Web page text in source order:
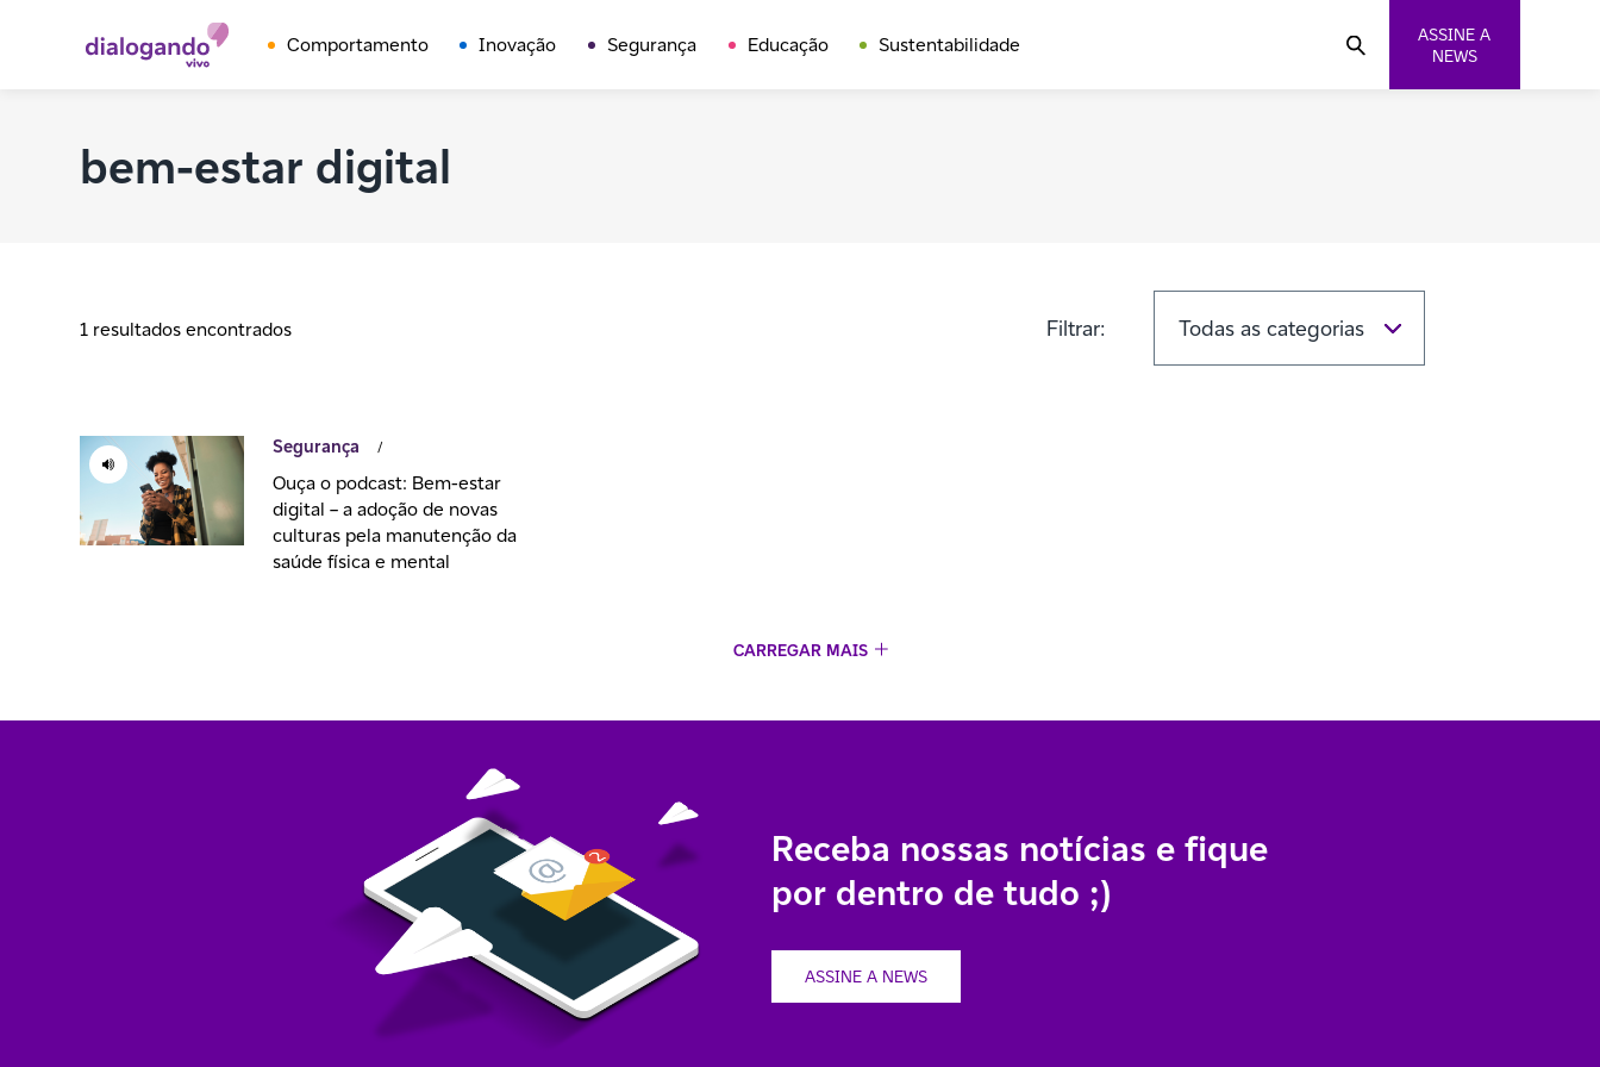
Comportamento Inovação Segurança Educação Sustentabilidade
ASSINE A
NEWS
bem-estar digital
1 resultados encontrados Filtrar:
Segurança /
Ouça o podcast: Bem-estar
digital – a adoção de novas
culturas pela manutenção da
saúde física e mental
CARREGAR MAIS
Receba nossas notícias e fique
por dentro de tudo ;)
ASSINE A NEWS